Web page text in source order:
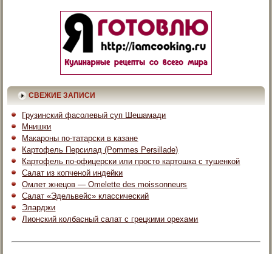
СВЕЖИЕ ЗАПИСИ
Грузинский фасолевый суп Шешамади
Мнишки
Макароны по-татарски в казане
Картофель Персилад (Pommes Persillade)
Картофель по-офицерски или просто картошка с тушенкой
Салат из копченой индейки
Омлет жнецов — Omelette des moissonneurs
Салат «Эдельвейс» классический
Эларджи
Лионский колбасный салат с грецкими орехами